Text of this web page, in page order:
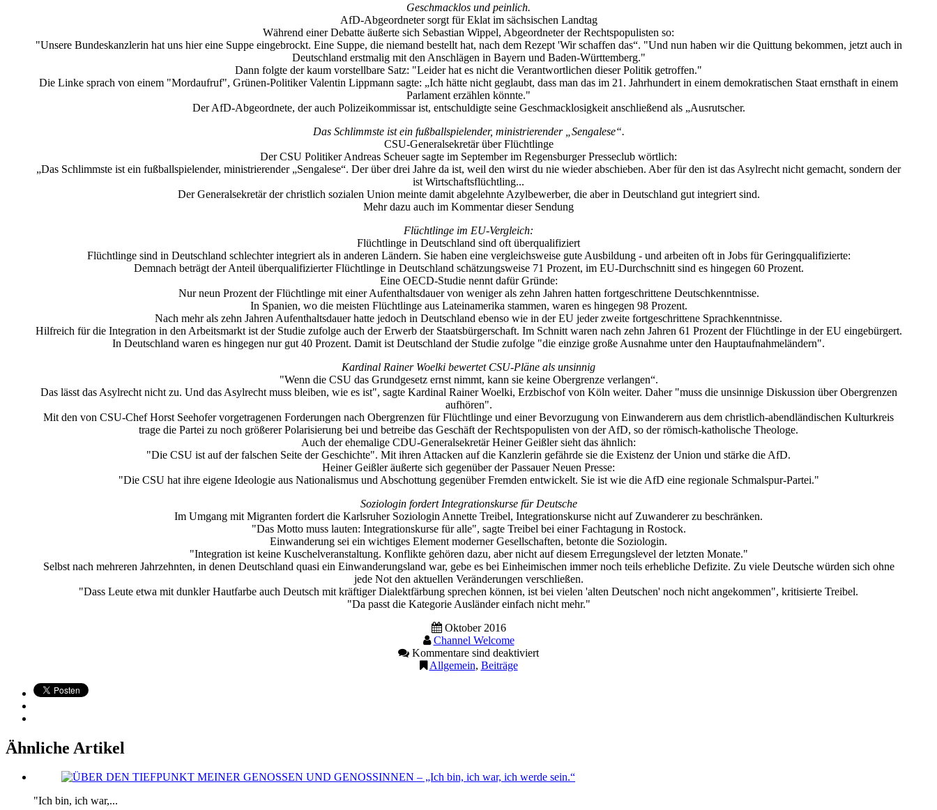
Geschmacklos und peinlich.
AfD-Abgeordneter sorgt für Eklat im sächsischen Landtag
Während einer Debatte äußerte sich Sebastian Wippel, Abgeordneter der Rechtspopulisten so:
"Unsere Bundeskanzlerin hat uns hier eine Suppe eingebrockt. Eine Suppe, die niemand bestellt hat, nach dem Rezept 'Wir schaffen das“. "Und nun haben wir die Quittung bekommen, jetzt auch in
Deutschland erstmalig mit den Anschlägen in Bayern und Baden-Württemberg."
Dann folgte der kaum vorstellbare Satz: "Leider hat es nicht die Verantwortlichen dieser Politik getroffen."
Die Linke sprach von einem "Mordaufruf", Grünen-Politiker Valentin Lippmann sagte: „Ich hätte nicht geglaubt, dass man das im 21. Jahrhundert in einem demokratischen Staat ernsthaft in einem
Parlament erzählen könnte."
Der AfD-Abgeordnete, der auch Polizeikommissar ist, entschuldigte seine Geschmacklosigkeit anschließend als „Ausrutscher.
Das Schlimmste ist ein fußballspielender, ministrierender „Sengalese“.
CSU-Generalsekretär über Flüchtlinge
Der CSU Politiker Andreas Scheuer sagte im September im Regensburger Presseclub wörtlich:
„Das Schlimmste ist ein fußballspielender, ministrierender „Sengalese“. Der über drei Jahre da ist, weil den wirst du nie wieder abschieben. Aber für den ist das Asylrecht nicht gemacht, sondern der
ist Wirtschaftsflüchtling...
Der Generalsekretär der christlich sozialen Union meinte damit abgelehnte Azylbewerber, die aber in Deutschland gut integriert sind.
Mehr dazu auch im Kommentar dieser Sendung
Flüchtlinge im EU-Vergleich:
Flüchtlinge in Deutschland sind oft überqualifiziert
Flüchtlinge sind in Deutschland schlechter integriert als in anderen Ländern. Sie haben eine vergleichsweise gute Ausbildung - und arbeiten oft in Jobs für Geringqualifizierte:
Demnach beträgt der Anteil überqualifizierter Flüchtlinge in Deutschland schätzungsweise 71 Prozent, im EU-Durchschnitt sind es hingegen 60 Prozent.
Eine OECD-Studie nennt dafür Gründe:
Nur neun Prozent der Flüchtlinge mit einer Aufenthaltsdauer von weniger als zehn Jahren hatten fortgeschrittene Deutschkenntnisse.
In Spanien, wo die meisten Flüchtlinge aus Lateinamerika stammen, waren es hingegen 98 Prozent.
Nach mehr als zehn Jahren Aufenthaltsdauer hatte jedoch in Deutschland ebenso wie in der EU jeder zweite fortgeschrittene Sprachkenntnisse.
Hilfreich für die Integration in den Arbeitsmarkt ist der Studie zufolge auch der Erwerb der Staatsbürgerschaft. Im Schnitt waren nach zehn Jahren 61 Prozent der Flüchtlinge in der EU eingebürgert.
In Deutschland waren es hingegen nur gut 40 Prozent. Damit ist Deutschland der Studie zufolge "die einzige große Ausnahme unter den Hauptaufnahmeländern".
Kardinal Rainer Woelki bewertet CSU-Pläne als unsinnig
"Wenn die CSU das Grundgesetz ernst nimmt, kann sie keine Obergrenze verlangen“.
Das lässt das Asylrecht nicht zu. Und das Asylrecht muss bleiben, wie es ist", sagte Kardinal Rainer Woelki, Erzbischof von Köln weiter. Daher "muss die unsinnige Diskussion über Obergrenzen
aufhören".
Mit den von CSU-Chef Horst Seehofer vorgetragenen Forderungen nach Obergrenzen für Flüchtlinge und einer Bevorzugung von Einwanderern aus dem christlich-abendländischen Kulturkreis
trage die Partei zu noch größerer Polarisierung bei und betreibe das Geschäft der Rechtspopulisten von der AfD, so der römisch-katholische Theologe.
Auch der ehemalige CDU-Generalsekretär Heiner Geißler sieht das ähnlich:
"Die CSU ist auf der falschen Seite der Geschichte". Mit ihren Attacken auf die Kanzlerin gefährde sie die Existenz der Union und stärke die AfD.
Heiner Geißler äußerte sich gegenüber der Passauer Neuen Presse:
"Die CSU hat ihre eigene Ideologie aus Nationalismus und Abschottung gegenüber Fremden entwickelt. Sie ist wie die AfD eine regionale Schmalspur-Partei."
Soziologin fordert Integrationskurse für Deutsche
Im Umgang mit Migranten fordert die Karlsruher Soziologin Annette Treibel, Integrationskurse nicht auf Zuwanderer zu beschränken.
"Das Motto muss lauten: Integrationskurse für alle", sagte Treibel bei einer Fachtagung in Rostock.
Einwanderung sei ein wichtiges Element moderner Gesellschaften, betonte die Soziologin.
"Integration ist keine Kuschelveranstaltung. Konflikte gehören dazu, aber nicht auf diesem Erregungslevel der letzten Monate."
Selbst nach mehreren Jahrzehnten, in denen Deutschland quasi ein Einwanderungsland war, gebe es bei Einheimischen immer noch teils erhebliche Defizite. Zu viele Deutsche würden sich ohne
jede Not den aktuellen Veränderungen verschließen.
"Dass Leute etwa mit dunkler Hautfarbe auch Deutsch mit kräftiger Dialektfärbung sprechen können, ist bei vielen 'alten Deutschen' noch nicht angekommen", kritisierte Treibel.
"Da passt die Kategorie Ausländer einfach nicht mehr."
Oktober 2016
Channel Welcome
Kommentare sind deaktiviert
Allgemein, Beiträge
Ähnliche Artikel
"Ich bin, ich war,...